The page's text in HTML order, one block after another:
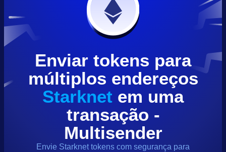
Enviar tokens para
múltiplos endereços
Starknet em uma
transação -
Multisender
Envie Starknet tokens com segurança para